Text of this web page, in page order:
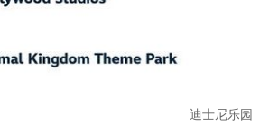
迪士尼乐园